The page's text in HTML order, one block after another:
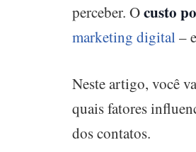
perceber. Ocusto
marketing digital–
Neste artigo, você
quais fatores
dos contatos.